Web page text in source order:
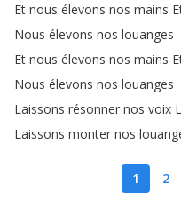
Et nous élevons nos mains
Nous élevons nos louanges
Et nous élevons nos mains
Nous élevons nos louanges
Laissons résonner nos voix
Laissons monter nos
1 2